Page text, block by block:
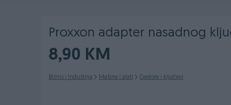
Proxxon adapter nasadnog
8,90 KM
Biznis i Industrija Mašine i alati Gedore i ključevi